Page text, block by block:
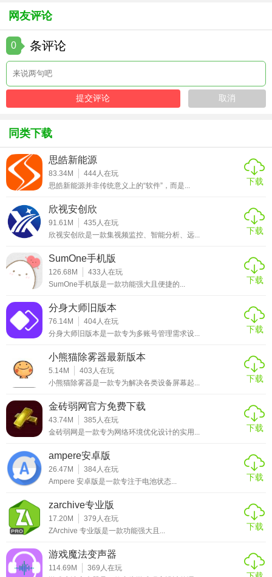
效果更加自然和真实。同时，软件还提供了丰富的预设效果
和自定义选项，让用户可以尽情发挥创意。总的来说，RVC
变声器官方版是一款值得推荐的音频处理工具。
网友评论
0 条评论
同类下载
思皓新能源
83.34M 444人在玩
思皓新能源并非传统意义上的“软件”，而是...
下载
欣视安创欣
91.61M 435 人在玩
欣视安创欣是一款集视频监控、智能分析、远...
下载
SumOne手机版
126.68M 433 人在玩
SumOne手机版是一款功能强大且便捷的...
下载
分身大师旧版本
76.14M 404人在玩
分身大师旧版本是一款专为多账号管理需求设...
下载
小熊猫除雾器最新版本
5.14M 403 人在玩
小熊猫除雾器是一款专为解决各类设备屏幕起...
下载
金砖弱网官方免费下载
43.74M 385 人在玩
金砖弱网是一款专为网络环境优化设计的实用...
下载
ampere安卓版
26.47M 384人在玩
Ampere 安卓版是一款专注于电池状态...
下载
zarchive专业版
17.20M 379 人在玩
ZArchive 专业版是一款功能强大且...
下载
游戏魔法变声器
114.69M 369 人在玩